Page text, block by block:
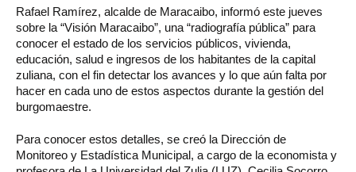
Rafael Ramírez, alcalde de Maracaibo, informó este jueves
sobre la “Visión Maracaibo”, una “radiografía pública” para
conocer el estado de los servicios públicos, vivienda,
educación, salud e ingresos de los habitantes de la capital
zuliana, con el fin detectar los avances y lo que aún falta por
hacer en cada uno de estos aspectos durante la gestión del
burgomaestre.
Para conocer estos detalles, se creó la Dirección de
Monitoreo y Estadística Municipal, a cargo de la economista y